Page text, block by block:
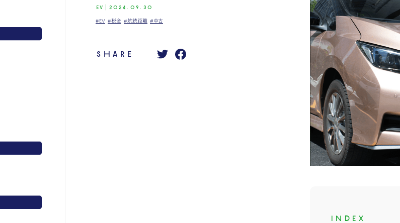
EV 2024.09.30
#EV #税金 #航続距離 #中古
SHARE
INDEX